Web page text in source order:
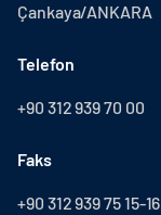
Çankaya/ANKARA
Telefon
+90 312 939 70 00
Faks
+90 312 939 75 15-16